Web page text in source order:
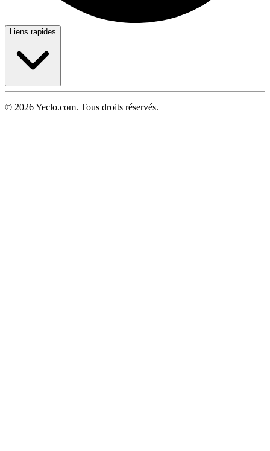
Liens rapides
© 2026 Yeclo.com. Tous droits réservés.